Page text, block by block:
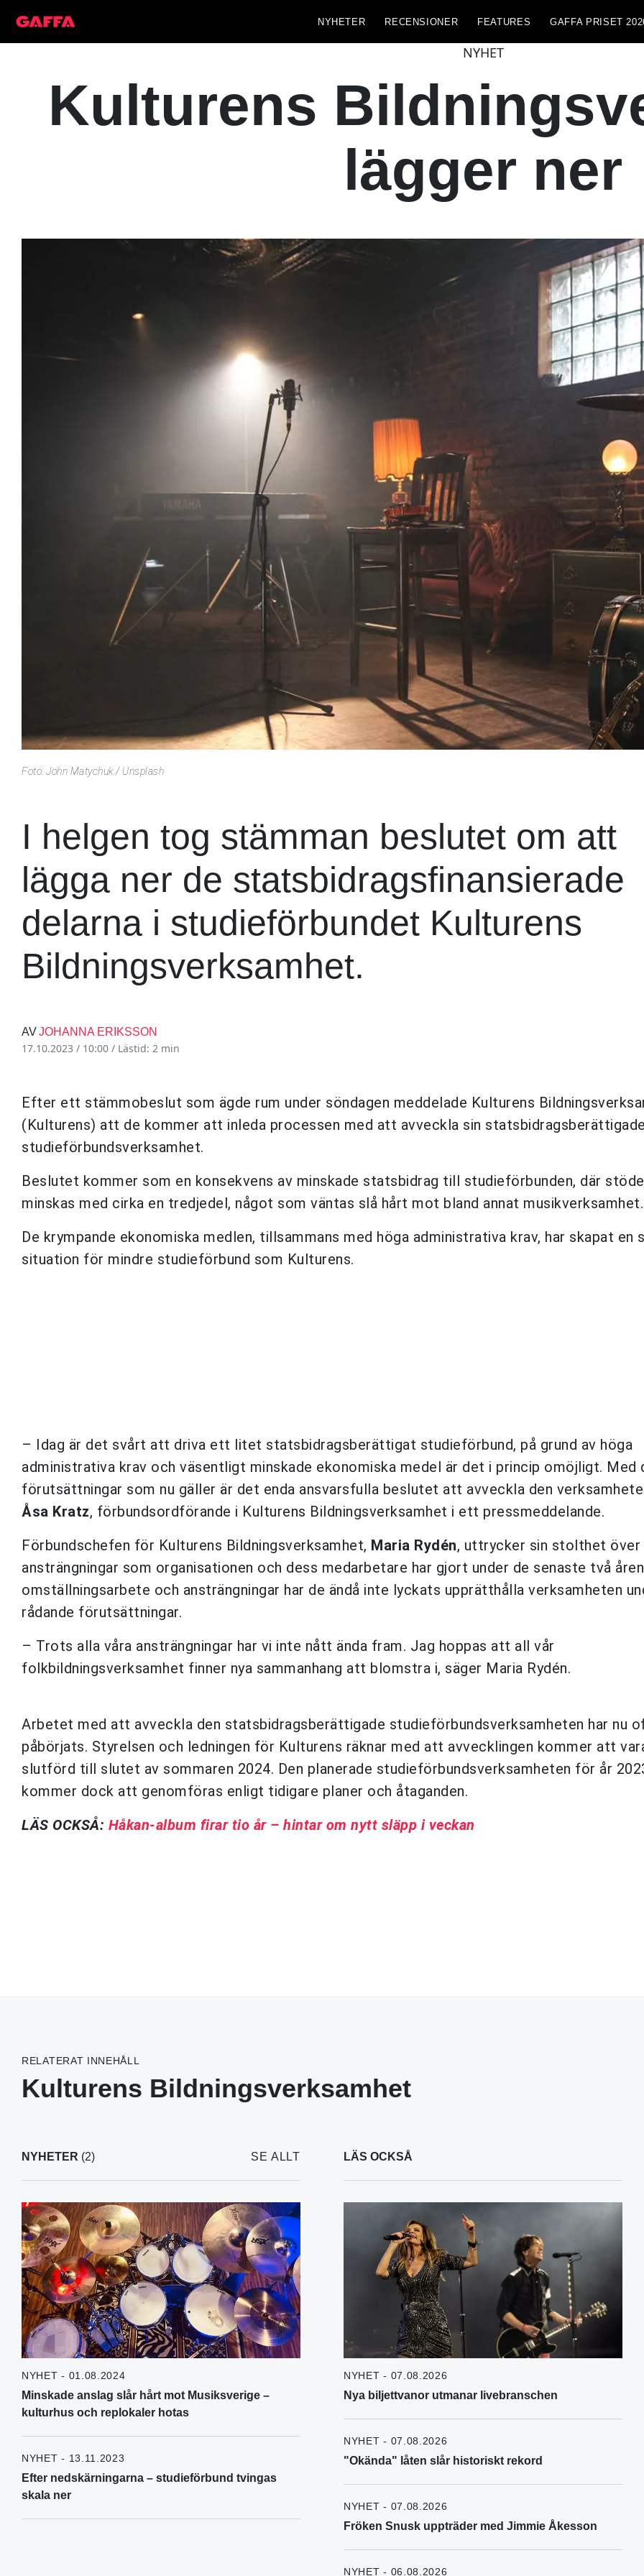
NYHETER RECENSIONER FEATURES GAFFA PRISET
NYHET
Kulturens
lägger ner
Foto: John Matychuk / Unsplash
I helgen tog stämman beslutet om att
lägga ner de statsbidragsfinansierade
delarna i studieförbundet Kulturens
Bildningsverksamhet.
AVJOHANNA ERIKSSON
17.10.2023 / 10:00 / Lästid: 2 min
Efter ett stämmobeslut som ägde rum under söndagen meddelade Kulturens
(Kulturens) att de kommer att inleda processen med att avveckla sin statsbidragsberättigade
studieförbundsverksamhet.
Beslutet kommer som en konsekvens av minskade statsbidrag till studieförbunden, där
minskas med cirka en tredjedel, något som väntas slå hårt mot bland annat musikverksamhet.
De krympande ekonomiska medlen, tillsammans med höga administrativa krav, har skapat en
situation för mindre studieförbund som Kulturens.
– Idag är det svårt att driva ett litet statsbidragsberättigat studieförbund, på grund av höga
administrativa krav och väsentligt minskade ekonomiska medel är det i princip omöjligt. Med
förutsättningar som nu gäller är det enda ansvarsfulla beslutet att avveckla den
Åsa Kratz, förbundsordförande i Kulturens Bildningsverksamhet i ett pressmeddelande.
Förbundschefen för Kulturens Bildningsverksamhet, Maria Rydén, uttrycker sin stolthet över
ansträngningar som organisationen och dess medarbetare har gjort under de senaste två
omställningsarbete och ansträngningar har de ändå inte lyckats upprätthålla verksamheten
rådande förutsättningar.
– Trots alla våra ansträngningar har vi inte nått ända fram. Jag hoppas att all vår
folkbildningsverksamhet finner nya sammanhang att blomstra i, säger Maria Rydén.
Arbetet med att avveckla den statsbidragsberättigade studieförbundsverksamheten har nu
påbörjats. Styrelsen och ledningen för Kulturens räknar med att avvecklingen kommer att
slutförd till slutet av sommaren 2024. Den planerade studieförbundsverksamheten för år
kommer dock att genomföras enligt tidigare planer och åtaganden.
LÄS OCKSÅ: Håkan-album firar tio år – hintar om nytt släpp i veckan
RELATERAT INNEHÅLL
Kulturens Bildningsverksamhet
NYHETER (2) SE ALLT
NYHET - 01.08.2024
Minskade anslag slår hårt mot Musiksverige –
kulturhus och replokaler hotas
NYHET - 13.11.2023
Efter nedskärningarna – studieförbund tvingas
skala ner
LÄS OCKSÅ
NYHET - 07.08.2026
Nya biljettvanor utmanar livebranschen
NYHET - 07.08.2026
"Okända" låten slår historiskt rekord
NYHET - 07.08.2026
Fröken Snusk uppträder med Jimmie Åkesson
NYHET - 06.08.2026